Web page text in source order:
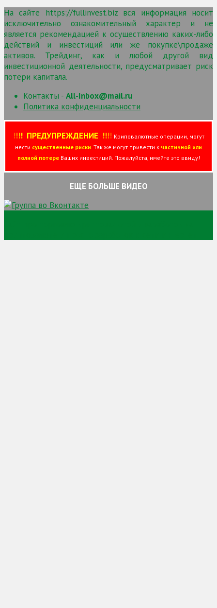
На сайте https://fullinvest.biz вся информация носит
исключительно ознакомительный характер и не
является рекомендацией к осуществлению каких-либо
действий и инвестиций или же покупке\продаже
активов. Трейдинг, как и любой другой вид
инвестиционной деятельности, предусматривает риск
потери капитала.
Контакты - All-Inbox@mail.ru
Политика конфиденциальности
!!!!ПРЕДУПРЕЖДЕНИЕ !!!! Криповалютные операции, могут
нести существенные риски. Так же могут привести к частичной или
полной потереВаших инвестиций. Пожалуйста, имейте это ввиду!
ЕЩЕ БОЛЬШЕ ВИДЕО